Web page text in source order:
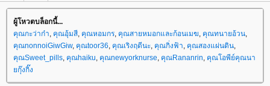
ผู้โหวตบล็อกนี้...
คุณกะว่าก๋า, คุณอุ้มสี, คุณหอมกร, คุณสายหมอกและก้อนเมฆ, คุณทนายอ้วน,
คุณnonnoiGiwGiw, คุณtoor36, คุณเริงฤดีนะ, คุณกิ่งฟ้า, คุณสองแผ่นดิน,
คุณSweet_pills, คุณhaiku, คุณnewyorknurse, คุณRananrin, คุณโอพีย์คุณนา
กุ๊งกิ๊ง